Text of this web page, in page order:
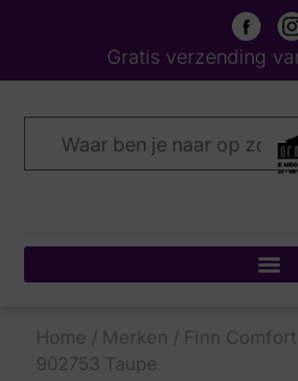
Gratis verzending
Home / Merken / Finn Comfort
902753 Taupe